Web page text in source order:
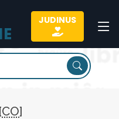
JUDINUS
[CO]